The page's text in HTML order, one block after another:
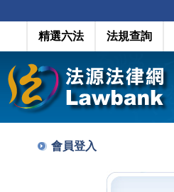
精選六法 法規查詢
會員登入